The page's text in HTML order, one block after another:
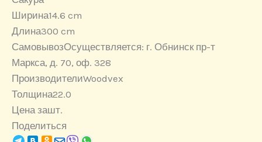
Ширина14.6 cm
Длина300 cm
СамовывозОсуществляется: г. Обнинск пр-т
Маркса, д. 70, оф. 328
ПроизводителиWoodvex
Толщина22.0
Цена зашт.
Поделиться